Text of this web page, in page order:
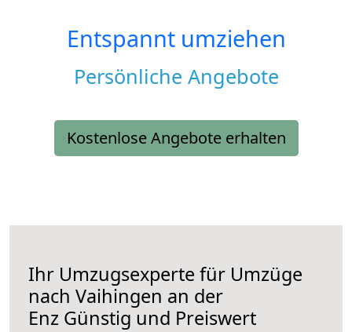
Entspannt umziehen
Persönliche Angebote
Kostenlose Angebote erhalten
Ihr Umzugsexperte für Umzüge
nach Vaihingen an der
Enz Günstig und Preiswert